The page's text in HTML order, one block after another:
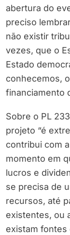
abertura do
preciso
não existir
vezes, que o
Estado
conhecemos,
financiamento
Sobre o PL
projeto “é
contribui com
momento em
lucros e
se precisa de
recursos, até
existentes, ou
existam fontes